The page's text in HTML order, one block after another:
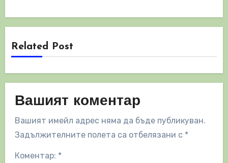
Related Post
Вашият коментар
Вашият имейл адрес няма да бъде публикуван.
Задължителните полета са отбелязани с *
Коментар: *